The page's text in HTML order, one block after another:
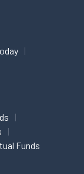
Funds